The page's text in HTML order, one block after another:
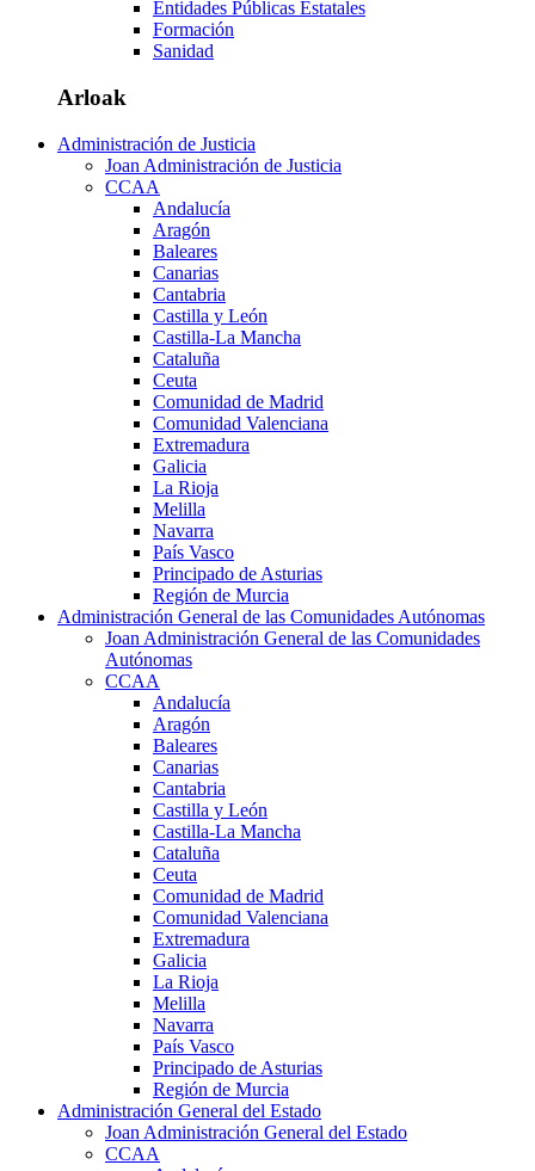
Entidades Públicas Estatales
Formación
Sanidad
Arloak
Administración de Justicia
Joan Administración de Justicia
CCAA
Andalucía
Aragón
Baleares
Canarias
Cantabria
Castilla y León
Castilla-La Mancha
Cataluña
Ceuta
Comunidad de Madrid
Comunidad Valenciana
Extremadura
Galicia
La Rioja
Melilla
Navarra
País Vasco
Principado de Asturias
Región de Murcia
Administración General de las Comunidades Autónomas
Joan Administración General de las Comunidades
Autónomas
CCAA
Andalucía
Aragón
Baleares
Canarias
Cantabria
Castilla y León
Castilla-La Mancha
Cataluña
Ceuta
Comunidad de Madrid
Comunidad Valenciana
Extremadura
Galicia
La Rioja
Melilla
Navarra
País Vasco
Principado de Asturias
Región de Murcia
Administración General del Estado
Joan Administración General del Estado
CCAA